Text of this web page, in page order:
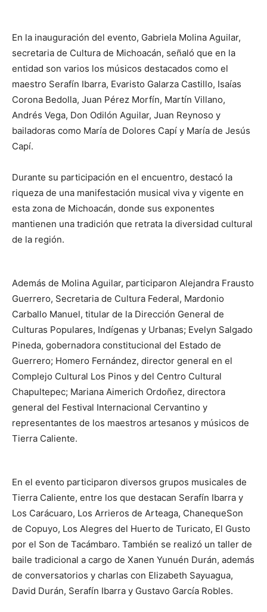
En la inauguración del evento, Gabriela Molina Aguilar,
secretaria de Cultura de Michoacán, señaló que en la
entidad son varios los músicos destacados como el
maestro Serafín Ibarra, Evaristo Galarza Castillo, Isaías
Corona Bedolla, Juan Pérez Morfín, Martín Villano,
Andrés Vega, Don Odilón Aguilar, Juan Reynoso y
bailadoras como María de Dolores Capí y María de Jesús
Capí.
Durante su participación en el encuentro, destacó la
riqueza de una manifestación musical viva y vigente en
esta zona de Michoacán, donde sus exponentes
mantienen una tradición que retrata la diversidad cultural
de la región.
Además de Molina Aguilar, participaron Alejandra Frausto
Guerrero, Secretaria de Cultura Federal, Mardonio
Carballo Manuel, titular de la Dirección General de
Culturas Populares, Indígenas y Urbanas; Evelyn Salgado
Pineda, gobernadora constitucional del Estado de
Guerrero; Homero Fernández, director general en el
Complejo Cultural Los Pinos y del Centro Cultural
Chapultepec; Mariana Aimerich Ordoñez, directora
general del Festival Internacional Cervantino y
representantes de los maestros artesanos y músicos de
Tierra Caliente.
En el evento participaron diversos grupos musicales de
Tierra Caliente, entre los que destacan Serafín Ibarra y
Los Carácuaro, Los Arrieros de Arteaga, ChanequeSon
de Copuyo, Los Alegres del Huerto de Turicato, El Gusto
por el Son de Tacámbaro. También se realizó un taller de
baile tradicional a cargo de Xanen Yunuén Durán, además
de conversatorios y charlas con Elizabeth Sayuagua,
David Durán, Serafín Ibarra y Gustavo García Robles.